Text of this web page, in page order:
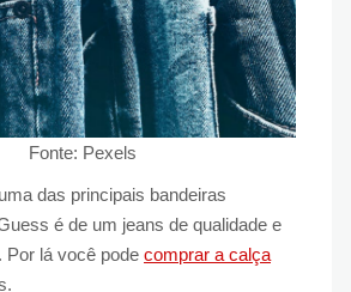
Fonte: Pexels
das principais bandeiras
é de um jeans de qualidade e
Por lá você pode comprar a calça